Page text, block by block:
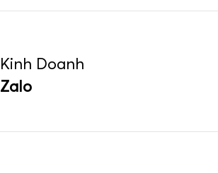
Kinh Doanh
Zalo